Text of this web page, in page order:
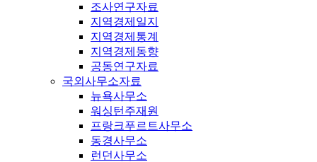
조사연구자료
지역경제일지
지역경제통계
지역경제동향
공동연구자료
국외사무소자료
뉴욕사무소
워싱턴주재원
프랑크푸르트사무소
동경사무소
런던사무소